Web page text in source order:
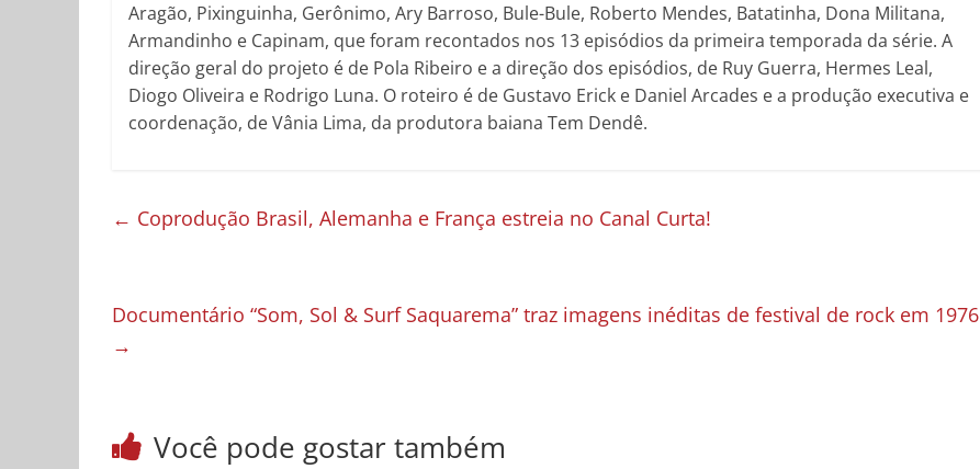
Aragão, Pixinguinha, Gerônimo, Ary Barroso, Bule-Bule, Roberto Mendes, Batatinha, Dona Militana,
Armandinho e Capinam, que foram recontados nos 13 episódios da primeira temporada da série. A
direção geral do projeto é de Pola Ribeiro e a direção dos episódios, de Ruy Guerra, Hermes Leal,
Diogo Oliveira e Rodrigo Luna. O roteiro é de Gustavo Erick e Daniel Arcades e a produção executiva e
coordenação, de Vânia Lima, da produtora baiana Tem Dendê.
← Coprodução Brasil, Alemanha e França estreia no Canal Curta!
Documentário “Som, Sol & Surf Saquarema” traz imagens inéditas de festival de rock em 1976
→
Você pode gostar também